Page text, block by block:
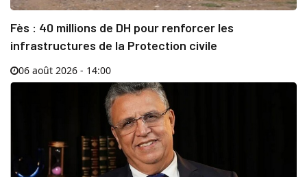
Fès : 40 millions de DH pour renforcer les
infrastructures de la Protection civile
06 août 2026 - 14:00